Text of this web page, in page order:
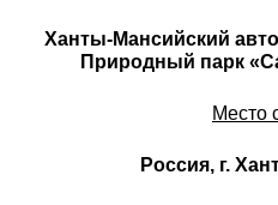
Ханты-Мансийский
Природный парк
Место
Россия, г.